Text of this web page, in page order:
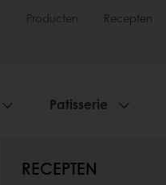
Producten Recepten
Patisserie
RECEPTEN